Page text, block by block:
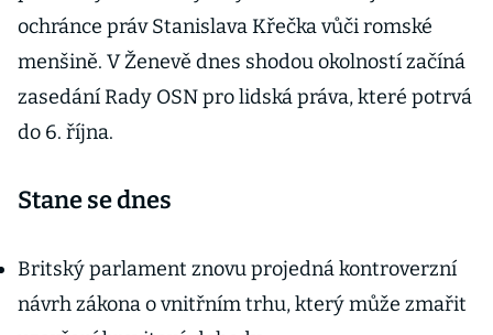
ochránce práv Stanislava Křečka vůči romské
menšině. V Ženevě dnes shodou okolností začíná
zasedání Rady OSN pro lidská práva, které potrvá
do 6. října.
Stane se dnes
Britský parlament znovu projedná kontroverzní
návrh zákona o vnitřním trhu, který může zmařit